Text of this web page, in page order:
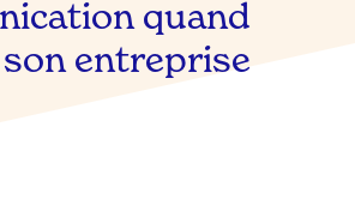
quand
son entreprise